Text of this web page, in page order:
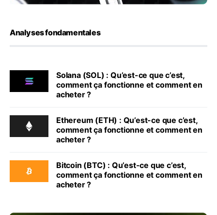
Analyses fondamentales
Solana (SOL) : Qu’est-ce que c’est,
comment ça fonctionne et comment en
acheter ?
Ethereum (ETH) : Qu’est-ce que c’est,
comment ça fonctionne et comment en
acheter ?
Bitcoin (BTC) : Qu’est-ce que c’est,
comment ça fonctionne et comment en
acheter ?